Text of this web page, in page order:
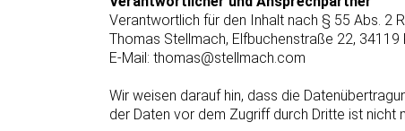
Verantwortlich für den Inhalt nach § 55 Abs. 2
Thomas Stellmach, Elfbuchenstraße 22, 34119
E-Mail: thomas@stellmach.com
Wir weisen darauf hin, dass die
der Daten vor dem Zugriff durch Dritte ist nicht